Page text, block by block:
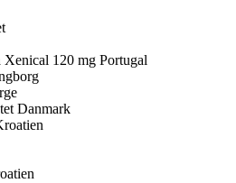
Xenical 120 mg Portugal
Danmark